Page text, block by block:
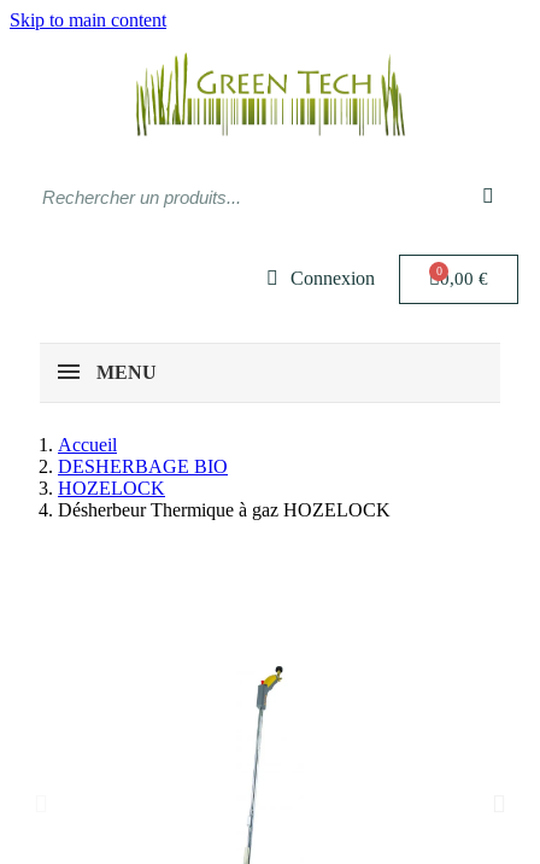
Skip to main content
Connexion 0,00 €
MENU
Accueil
DESHERBAGE BIO
HOZELOCK
Désherbeur Thermique à gaz HOZELOCK